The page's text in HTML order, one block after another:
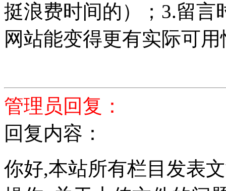
挺浪费时间的）；3.留言
网站能变得更有实际可用
管理员回复：
回复内容：
你好,本站所有栏目发表